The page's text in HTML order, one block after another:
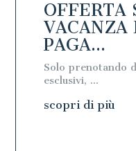
OFFERTA
VACANZA
PAGA...
Solo prenotando
esclusivi, ...
scopri di più